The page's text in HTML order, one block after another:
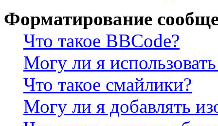
Форматирование
Что такое BBCode?
Могу ли я
Что такое смайлики?
Могу ли я добавлять